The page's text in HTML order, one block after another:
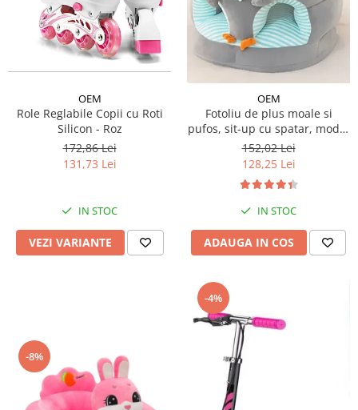
OEM
Role Reglabile Copii cu Roti
Silicon - Roz
172,86 Lei
131,73 Lei
IN STOC
VEZI VARIANTE
OEM
Fotoliu de plus moale si
pufos, sit-up cu spatar, model
animalute
152,02 Lei
128,25 Lei
IN STOC
ADAUGA IN COS
-8%
-4%